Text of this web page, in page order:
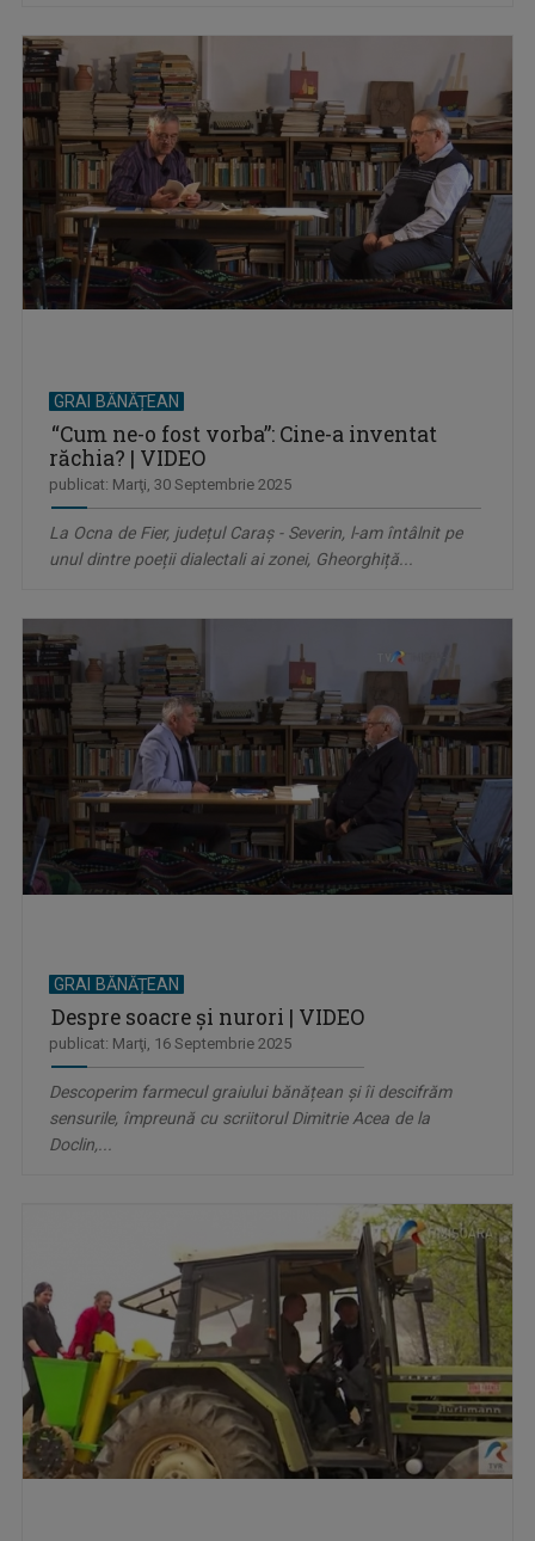
GRAI BĂNĂȚEAN
“Cum ne-o fost vorba”: Cine-a inventat
răchia? | VIDEO
publicat: Marţi, 30 Septembrie 2025
La Ocna de Fier, județul Caraș - Severin, l-am întâlnit pe
unul dintre poeții dialectali ai zonei, Gheorghiță...
GRAI BĂNĂȚEAN
Despre soacre și nurori | VIDEO
publicat: Marţi, 16 Septembrie 2025
Descoperim farmecul graiului bănățean și îi descifrăm
sensurile, împreună cu scriitorul Dimitrie Acea de la
Doclin,...